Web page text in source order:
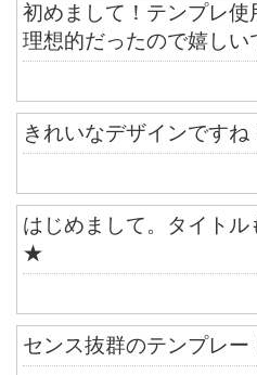
初めまして！テンプレ
理想的だったので嬉しい
きれいなデザインです
はじめまして。タイト
★
センス抜群のテンプレ